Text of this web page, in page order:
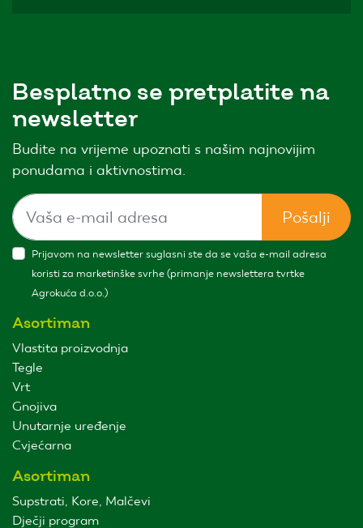
Besplatno se pretplatite na
newsletter
Budite na vrijeme upoznati s našim najnovijim
ponudama i aktivnostima.
Pošalji
Prijavom na newsletter suglasni ste da se vaša e-mail adresa
koristi za marketinške svrhe (primanje newslettera tvrtke
Agrokuća d.o.o.)
Asortiman
Vlastita proizvodnja
Tegle
Vrt
Gnojiva
Unutarnje uređenje
Cvjećarna
Asortiman
Supstrati, Kore, Malčevi
Dječji program